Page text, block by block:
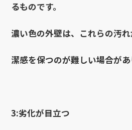
るものです。
濃い色の外壁は、これらの汚
潔感を保つのが難しい場合があ
3:劣化が目立つ